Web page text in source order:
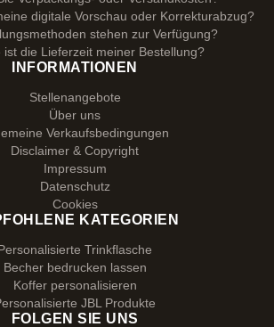
digitale Vorschau oder Korrekturabzug?
stehen zur Verfügung?
ist die Lieferzeit meiner Bestellung?
INFORMATIONEN
Stellenangebote
Über uns
Verkaufsbedingungen
Disclaimer & Copyright
Impressum
Datenschutz
Cookies
KATEGORIEN
Trinkflasche
Becher bedrucken lassen
Koffer personalisieren
JBL Produkte
FOLGEN SIE UNS